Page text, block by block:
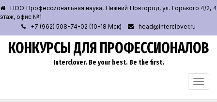
НОО Профессиональная наука, Нижний Новгород, ул. Горького 4/2, 4
этаж, офис №1
+7 (962) 508-74-02 (10-18 Мск)
head@interclover.ru
КОНКУРСЫ ДЛЯ ПРОФЕССИОНАЛОВ
Interclover. Be your best. Be the first.